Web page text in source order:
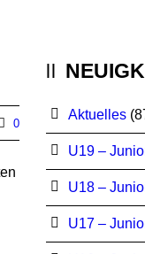
0
Aktuelles
U19 –
U18 –
U17 –